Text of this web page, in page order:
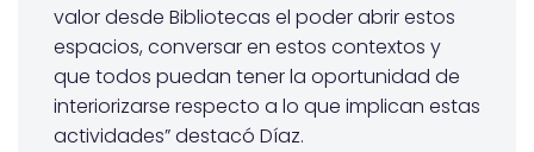
valor desde Bibliotecas el poder abrir estos
espacios, conversar en estos contextos y
que todos puedan tener la oportunidad de
interiorizarse respecto a lo que implican estas
actividades” destacó Díaz.